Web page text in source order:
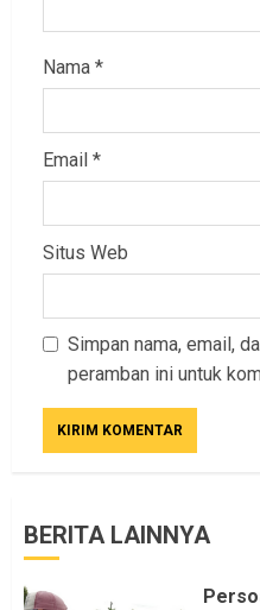
Nama *
Email *
Situs Web
Simpan nama, email,
peramban ini untuk
BERITA LAINNYA